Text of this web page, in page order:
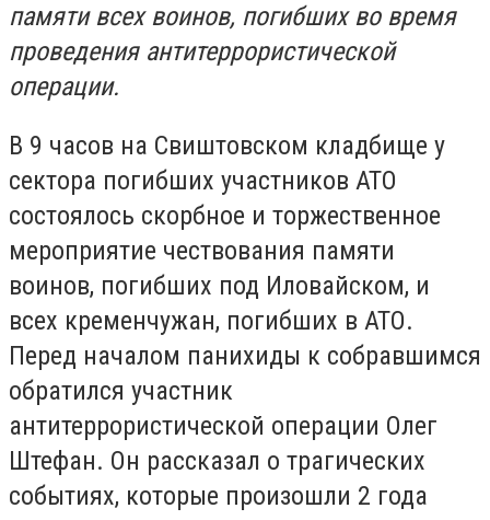
памяти всех воинов, погибших во время
проведения антитеррористической
операции.
В 9 часов на Свиштовском кладбище у
сектора погибших участников АТО
состоялось скорбное и торжественное
мероприятие чествования памяти
воинов, погибших под Иловайском, и
всех кременчужан, погибших в АТО.
Перед началом панихиды к собравшимся
обратился участник
антитеррористической операции Олег
Штефан. Он рассказал о трагических
событиях, которые произошли 2 года